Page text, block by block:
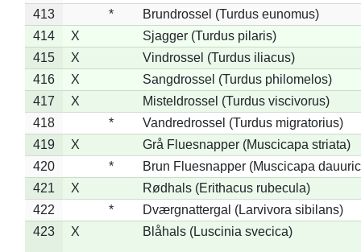
413
*
Brundrossel (Turdus eunomus)
414
X
Sjagger (Turdus pilaris)
415
X
Vindrossel (Turdus iliacus)
416
X
Sangdrossel (Turdus philomelos)
417
X
Misteldrossel (Turdus viscivorus)
418
*
Vandredrossel (Turdus migratorius)
419
X
Grå Fluesnapper (Muscicapa striata)
420
*
Brun Fluesnapper (Muscicapa
421
X
Rødhals (Erithacus rubecula)
422
*
Dværgnattergal (Larvivora sibilans)
423
X Blåhals (Luscinia svecica)